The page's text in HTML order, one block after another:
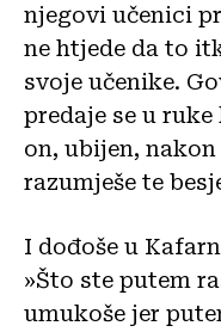
njegovi učenici
ne htjede da to
svoje učenike.
predaje se u
on, ubijen,
razumješe te
I dođoše u
»Što ste putem
umukoše jer